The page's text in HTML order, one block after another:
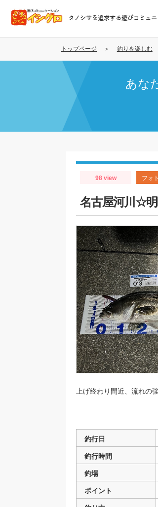
コ
テ
タノシサを追求する遊びコミュ
トップページ 釣りを楽しむ
あな
98 view フォ
名古屋河川☆明
上げ終わり間近、流れの
釣行日
釣行時間
釣場
ポイント